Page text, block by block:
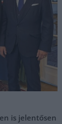
is jelentősen